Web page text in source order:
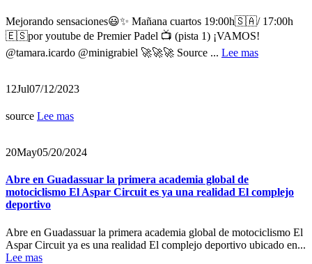
Mejorando sensaciones😃✨ Mañana cuartos 19:00h🇸🇦/ 17:00h
🇪🇸por youtube de Premier Padel 📺 (pista 1) ¡VAMOS!
@tamara.icardo @minigrabiel 🚀🚀🚀 Source ... Lee mas
12Jul07/12/2023
source Lee mas
20May05/20/2024
Abre en Guadassuar la primera academia global de
motociclismo El Aspar Circuit es ya una realidad El complejo
deportivo
Abre en Guadassuar la primera academia global de motociclismo El
Aspar Circuit ya es una realidad El complejo deportivo ubicado en...
Lee mas